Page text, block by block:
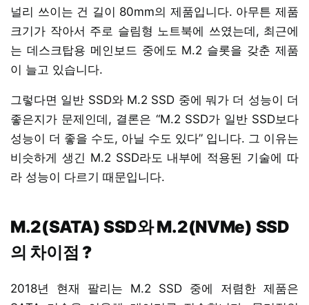
널리 쓰이는 건 길이 80mm의 제품입니다. 아무튼 제품
크기가 작아서 주로 슬림형 노트북에 쓰였는데, 최근에
는 데스크탑용 메인보드 중에도 M.2 슬롯을 갖춘 제품
이 늘고 있습니다.
그렇다면 일반 SSD와 M.2 SSD 중에 뭐가 더 성능이 더
좋은지가 문제인데, 결론은 “M.2 SSD가 일반 SSD보다
성능이 더 좋을 수도, 아닐 수도 있다” 입니다. 그 이유는
비슷하게 생긴 M.2 SSD라도 내부에 적용된 기술에 따
라 성능이 다르기 때문입니다.
M.2(SATA) SSD와 M.2(NVMe) SSD
의 차이점 ?
2018년 현재 팔리는 M.2 SSD 중에 저렴한 제품은